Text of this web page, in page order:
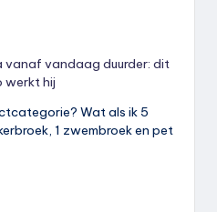
vanaf vandaag duurder: dit
werkt hij
Wat als ik 5
1 zwembroek en pet